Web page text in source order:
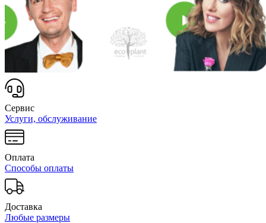
Сервис
Услуги, обслуживание
Оплата
Способы оплаты
Доставка
Любые размеры